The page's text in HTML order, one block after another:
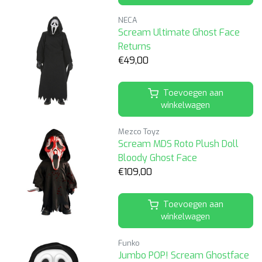
NECA
Scream Ultimate Ghost Face
Returns
€49,00
Toevoegen aan
winkelwagen
Mezco Toyz
Scream MDS Roto Plush Doll
Bloody Ghost Face
€109,00
Toevoegen aan
winkelwagen
Funko
Jumbo POP! Scream Ghostface